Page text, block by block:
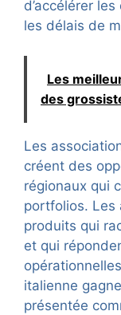
d’accélérer
les délais de
Les
des
Les
créent des
régionaux qui
portfolios. Les
produits qui
et qui
italienne
présentée